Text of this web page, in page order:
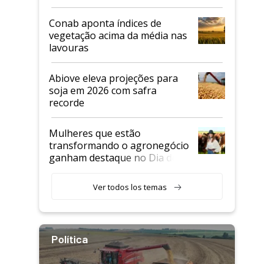
Conab aponta índices de
vegetação acima da média nas
lavouras
Abiove eleva projeções para
soja em 2026 com safra
recorde
Mulheres que estão
transformando o agronegócio
ganham destaque no Dia do
Ver todos los temas
Política